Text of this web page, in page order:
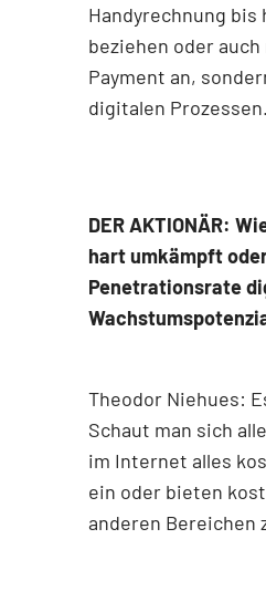
Handyrechnung
beziehen oder
Payment an,
digitalen Prozessen.
DER AKTIONÄR:
hart umkämpft
Penetrationsrate
Theodor Niehues:
Schaut man sich
im Internet alles
ein oder bieten
anderen Bereichen